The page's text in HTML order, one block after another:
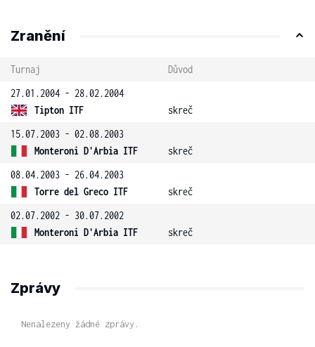
Zranění
Turnaj
Důvod
27.01.2004 - 28.02.2004
Tipton ITF
skreč
15.07.2003 - 02.08.2003
Monteroni D'Arbia ITF
skreč
08.04.2003 - 26.04.2003
Torre del Greco ITF
skreč
02.07.2002 - 30.07.2002
Monteroni D'Arbia ITF
skreč
Zprávy
Nenalezeny žádné zprávy.